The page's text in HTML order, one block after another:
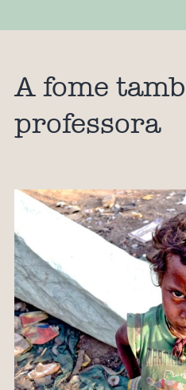
A fome
professora